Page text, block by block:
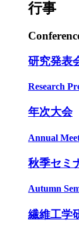
行事
研究発表
Research
年次大会
Annual
秋季セミ
Autumn
繊維工学